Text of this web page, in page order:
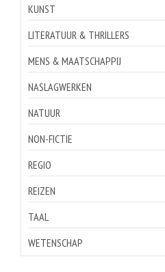
KUNST
LITERATUUR & THRILLERS
MENS & MAATSCHAPPIJ
NASLAGWERKEN
NATUUR
NON-FICTIE
REGIO
REIZEN
TAAL
WETENSCHAP